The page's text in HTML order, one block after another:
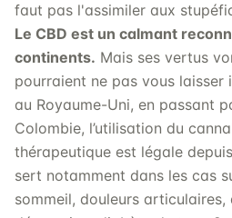
faut pas l'assimiler aux
Le CBD est un calmant
continents. Mais ses vertus
pourraient ne pas vous
au Royaume-Uni, en passant
Colombie, l’utilisation du
thérapeutique est légale
sert notamment dans les cas
sommeil, douleurs articulaires,